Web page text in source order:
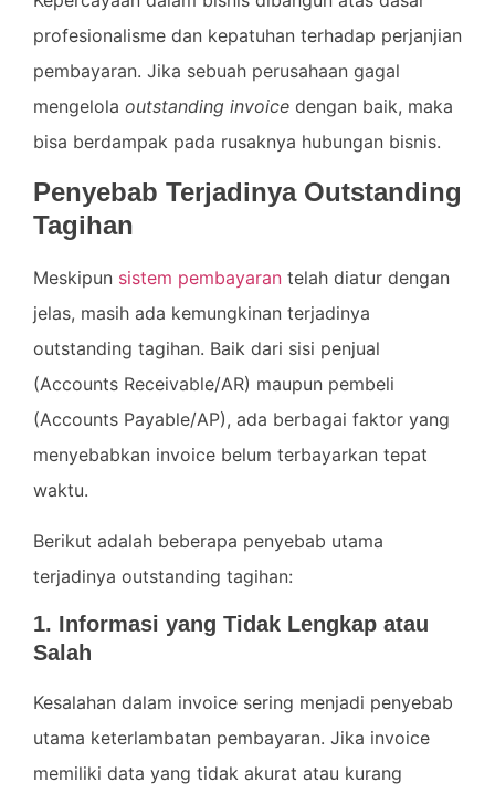
profesionalisme dan kepatuhan terhadap perjanjian
pembayaran. Jika sebuah perusahaan gagal
mengelola outstanding invoice dengan baik, maka
bisa berdampak pada rusaknya hubungan bisnis.
Penyebab Terjadinya Outstanding
Tagihan
Meskipun sistem pembayaran telah diatur dengan
jelas, masih ada kemungkinan terjadinya
outstanding tagihan. Baik dari sisi penjual
(Accounts Receivable/AR) maupun pembeli
(Accounts Payable/AP), ada berbagai faktor yang
menyebabkan invoice belum terbayarkan tepat
waktu.
Berikut adalah beberapa penyebab utama
terjadinya outstanding tagihan:
1. Informasi yang Tidak Lengkap atau
Salah
Kesalahan dalam invoice sering menjadi penyebab
utama keterlambatan pembayaran. Jika invoice
memiliki data yang tidak akurat atau kurang